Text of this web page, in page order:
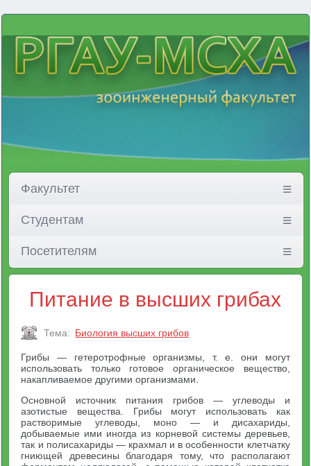
Факультет
Студентам
Посетителям
Питание в высших грибах
Тема: Биология высших грибов
Грибы — гетеротрофные организмы, т. е. они могут
использовать только готовое органическое вещество,
накапливаемое другими организмами.
Основной источник питания грибов — углеводы и
азотистые вещества. Грибы могут использовать как
растворимые углеводы, моно — и дисахариды,
добываемые ими иногда из корневой системы деревьев,
так и полисахариды — крахмал и в особенности клетчатку
гниющей древесины благодаря тому, что располагают